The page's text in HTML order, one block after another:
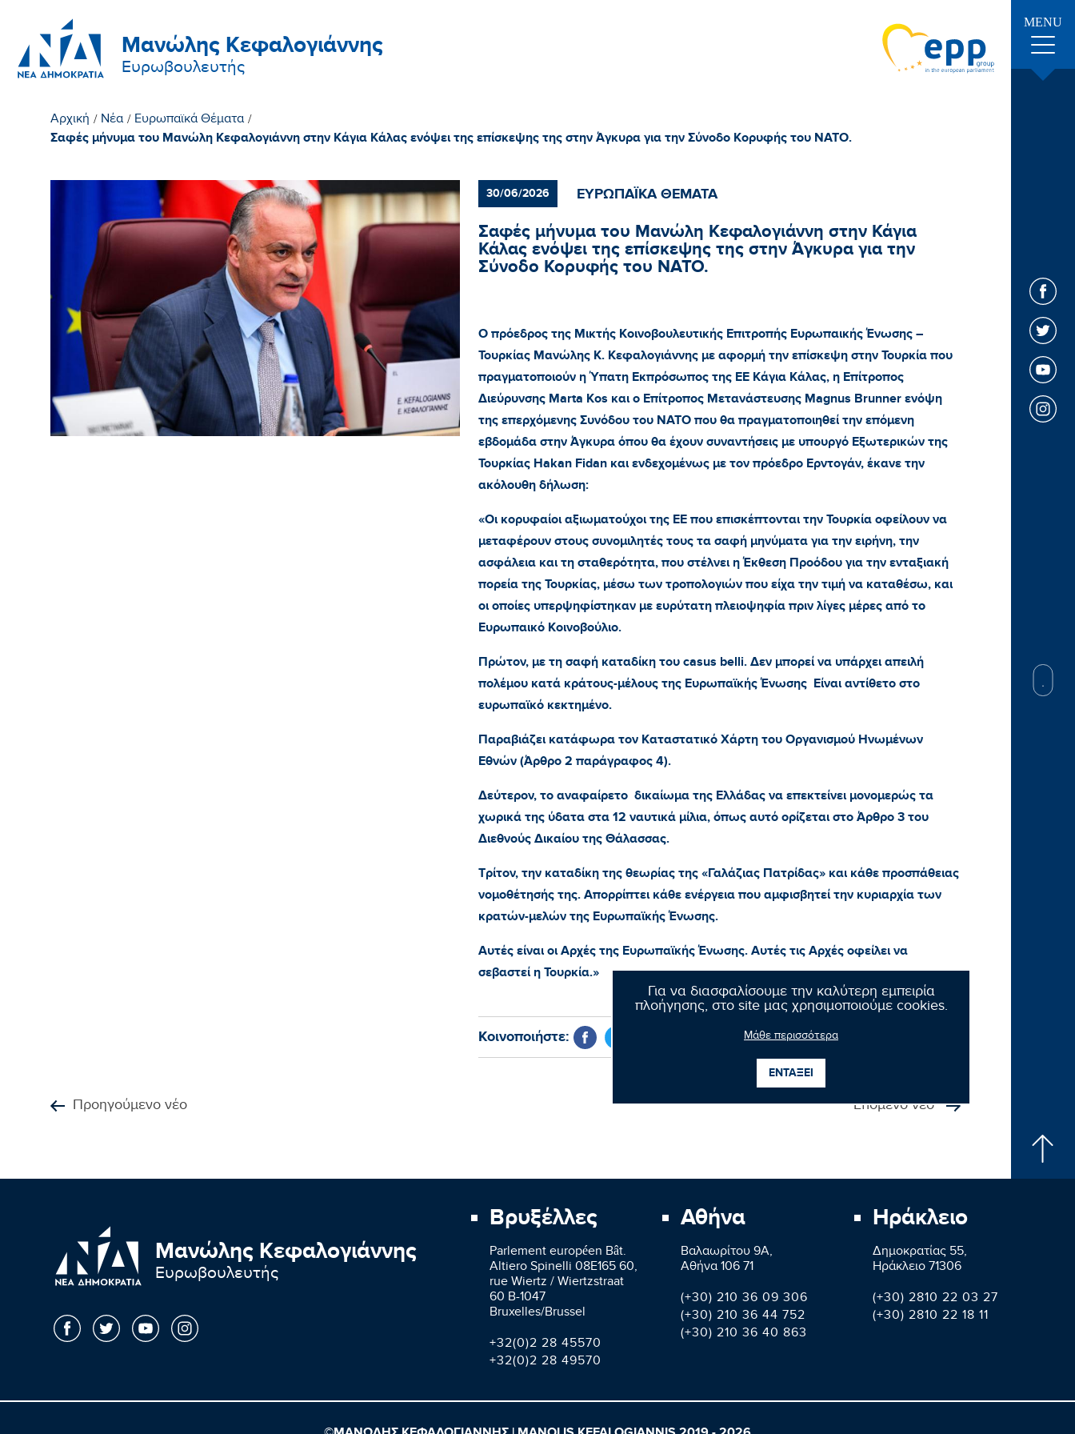
Μανώλης Κεφαλογιάννης
Ευρωβουλευτής
MENU
Για να διασφαλίσουμε την καλύτερη εμπειρία
πλοήγησης, στο site μας χρησιμοποιούμε cookies.
Μάθε περισσότερα
ΕΝΤΑΞΕΙ
Αρχική / Νέα / Ευρωπαϊκά Θέματα /
Σαφές μήνυμα του Μανώλη Κεφαλογιάννη στην Κάγια Κάλας ενόψει της επίσκεψης της στην Άγκυρα για την Σύνοδο Κορυφής του ΝΑΤΟ.
30/06/2026 ΕΥΡΩΠΑΪΚΑ ΘΕΜΑΤΑ
Σαφές μήνυμα του Μανώλη Κεφαλογιάννη στην Κάγια
Κάλας ενόψει της επίσκεψης της στην Άγκυρα για την
Σύνοδο Κορυφής του ΝΑΤΟ.
Ο πρόεδρος της Μικτής Κοινοβουλευτικής Επιτροπής Ευρωπαικής Ένωσης –
Τουρκίας Μανώλης Κ. Κεφαλογιάννης με αφορμή την επίσκεψη στην Τουρκία που
πραγματοποιούν η Ύπατη Εκπρόσωπος της ΕΕ Κάγια Κάλας, η Επίτροπος
Διεύρυνσης Marta Kos και ο Επίτροπος Μετανάστευσης Magnus Brunner ενόψη
της επερχόμενης Συνόδου του ΝΑΤΟ που θα πραγματοποιηθεί την επόμενη
εβδομάδα στην Άγκυρα όπου θα έχουν συναντήσεις με υπουργό Εξωτερικών της
Τουρκίας Hakan Fidan και ενδεχομένως με τον πρόεδρο Ερντογάν, έκανε την
ακόλουθη δήλωση:
«Οι κορυφαίοι αξιωματούχοι της ΕΕ που επισκέπτονται την Τουρκία οφείλουν να
μεταφέρουν στους συνομιλητές τους τα σαφή μηνύματα για την ειρήνη, την
ασφάλεια και τη σταθερότητα, που στέλνει η Έκθεση Προόδου για την ενταξιακή
πορεία της Τουρκίας, μέσω των τροπολογιών που είχα την τιμή να καταθέσω, και
οι οποίες υπερψηφίστηκαν με ευρύτατη πλειοψηφία πριν λίγες μέρες από το
Ευρωπαικό Κοινοβούλιο.
Πρώτον, με τη σαφή καταδίκη του casus belli. Δεν μπορεί να υπάρχει απειλή
πολέμου κατά κράτους-μέλους της Ευρωπαϊκής Ένωσης Είναι αντίθετο στο
ευρωπαϊκό κεκτημένο.
Παραβιάζει κατάφωρα τον Καταστατικό Χάρτη του Οργανισμού Ηνωμένων
Εθνών (Άρθρο 2 παράγραφος 4).
Δεύτερον, το αναφαίρετο δικαίωμα της Ελλάδας να επεκτείνει μονομερώς τα
χωρικά της ύδατα στα 12 ναυτικά μίλια, όπως αυτό ορίζεται στο Άρθρο 3 του
Διεθνούς Δικαίου της Θάλασσας.
Τρίτον, την καταδίκη της θεωρίας της «Γαλάζιας Πατρίδας» και κάθε προσπάθειας
νομοθέτησής της. Απορρίπτει κάθε ενέργεια που αμφισβητεί την κυριαρχία των
κρατών-μελών της Ευρωπαϊκής Ένωσης.
Αυτές είναι οι Αρχές της Ευρωπαϊκής Ένωσης. Αυτές τις Αρχές οφείλει να
σεβαστεί η Τουρκία.»
Κοινοποιήστε:
Προηγούμενο νέο Επόμενο νέο
Μανώλης Κεφαλογιάννης
Ευρωβουλευτής
Βρυξέλλες
Parlement européen Bât.
Altiero Spinelli 08E165 60,
rue Wiertz / Wiertzstraat
60 B-1047
Bruxelles/Brussel
+32(0)2 28 45570
+32(0)2 28 49570
Αθήνα
Βαλαωρίτου 9A,
Aθήνα 106 71
(+30) 210 36 09 306
(+30) 210 36 44 752
(+30) 210 36 40 863
Ηράκλειο
Δημοκρατίας 55,
Ηράκλειο 71306
(+30) 2810 22 03 27
(+30) 2810 22 18 11